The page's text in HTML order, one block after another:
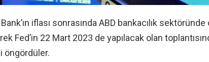
iflası sonrasında ABD bankacılık sektöründe
Fed’in 22 Mart 2023 de yapılacak olan
öngördüler.